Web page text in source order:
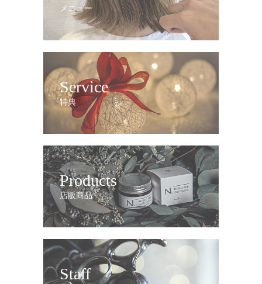
メニュー
Service
特典
Products
店販商品
Staff